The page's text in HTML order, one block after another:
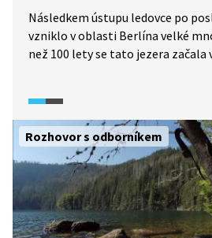
Následkem ústupu ledovce po
vzniklo v oblasti Berlína velké
než 100 lety se tato jezera začala
koupaliště již v roce 1907. Pojí se s
smutná historie. Jezera slouží
Berlíňané je s řekami propojili
Rozhovor s odborníkem